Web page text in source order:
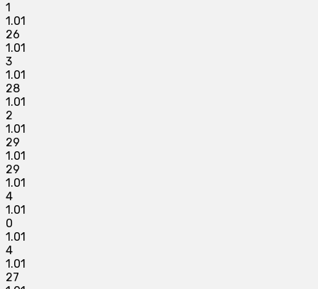
1
1.01
26
1.01
3
1.01
28
1.01
2
1.01
29
1.01
29
1.01
4
1.01
0
1.01
4
1.01
27